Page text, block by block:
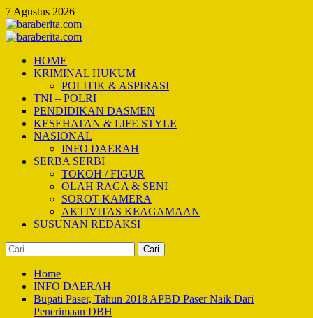
Skip
to
content
7 Agustus 2026
Primary
HOME
KRIMINAL HUKUM
POLITIK & ASPIRASI
TNI – POLRI
PENDIDIKAN DASMEN
KESEHATAN & LIFE STYLE
NASIONAL
INFO DAERAH
SERBA SERBI
TOKOH / FIGUR
OLAH RAGA & SENI
SOROT KAMERA
AKTIVITAS KEAGAMAAN
SUSUNAN REDAKSI
Cari
untuk:
Home
INFO DAERAH
Bupati Paser, Tahun 2018 APBD Paser Naik Dari
Penerimaan DBH